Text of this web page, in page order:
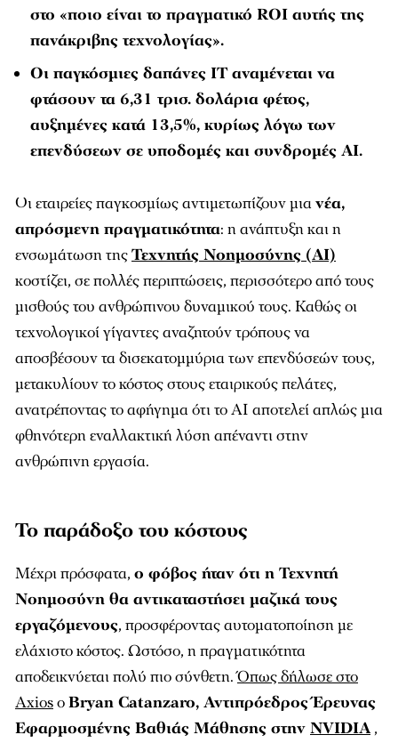
στο «ποιο είναι το πραγματικό ROI αυτής της
πανάκριβης τεχνολογίας».
Οι παγκόσμιες δαπάνες ΙΤ αναμένεται να
φτάσουν τα 6,31 τρισ. δολάρια φέτος,
αυξημένες κατά 13,5%, κυρίως λόγω των
επενδύσεων σε υποδομές και συνδρομές AI.
Οι εταιρείες παγκοσμίως αντιμετωπίζουν μιανέα,
απρόσμενη πραγματικότητα: η ανάπτυξη και η
ενσωμάτωση τηςΤεχνητής Νοημοσύνης (AI)
κοστίζει, σε πολλές περιπτώσεις, περισσότερο από τους
μισθούς του ανθρώπινου δυναμικού τους. Καθώς οι
τεχνολογικοί γίγαντες αναζητούν τρόπους να
αποσβέσουν τα δισεκατομμύρια των επενδύσεών τους,
μετακυλίουν το κόστος στους εταιρικούς πελάτες,
ανατρέποντας το αφήγημα ότι το AI αποτελεί απλώς μια
φθηνότερη εναλλακτική λύση απέναντι στην
ανθρώπινη εργασία.
Το παράδοξο του κόστους
Μέχρι πρόσφατα, ο φόβος ήταν ότι η Τεχνητή
Νοημοσύνη θα αντικαταστήσει μαζικά τους
εργαζόμενους, προσφέροντας αυτοματοποίηση με
ελάχιστο κόστος. Ωστόσο, η πραγματικότητα
αποδεικνύεται πολύ πιο σύνθετη.Όπως δήλωσε στο
AxiosοBryan Catanzaro, Αντιπρόεδρος Έρευνας
Εφαρμοσμένης Βαθιάς Μάθησης στην NVIDIA ,